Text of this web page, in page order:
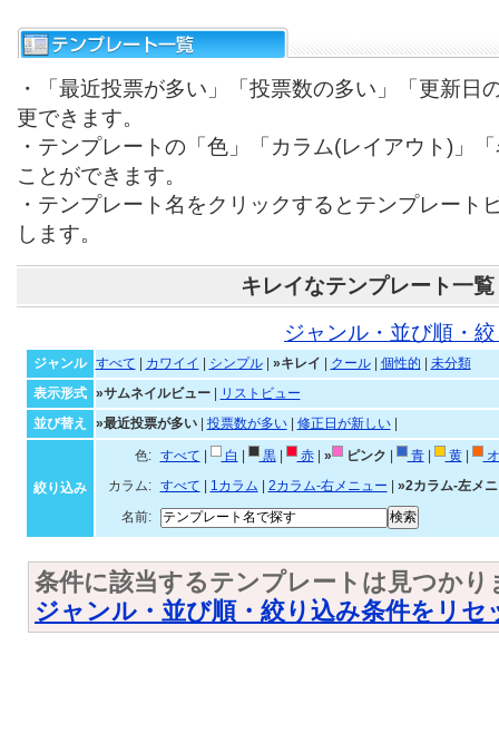
・「最近投票が多い」「投票数の多い」「更新日
更できます。
・テンプレートの「色」「カラム(レイアウト)」
ことができます。
・テンプレート名をクリックするとテンプレート
します。
キレイなテンプレート一覧
ジャンル・並び順・
ジャンル すべて カワイイ シンプル| »キレイ クール| 個性的
未分類
表示形式
»サムネイルビュー|
リストビュー
並び替え
»最近投票が多い| 投票数が多い| 修正日が新しい|
絞り込み
色: すべて 白 黒| 赤| » ピンク 青| 黄|
カラム:
すべて 1カラム 2カラム-右メニュー
»2カラム-左メ
名前:
条件に該当するテンプレートは見つかり
ジャンル・並び順・絞り込み条件をリセ